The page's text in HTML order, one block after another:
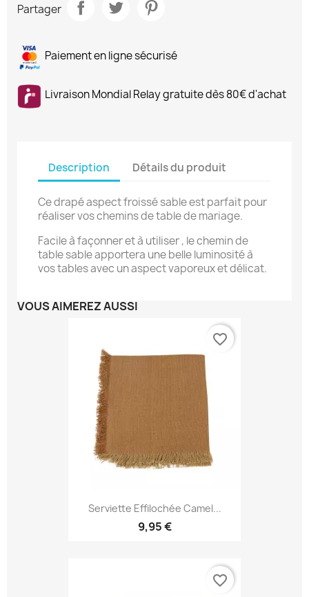
Partager
Paiement en ligne sécurisé
Livraison Mondial Relay gratuite dès 80€ d'achat
Description Détails du produit
Ce drapé aspect froissé sable est parfait pour
réaliser vos chemins de table de mariage.
Facile à façonner et à utiliser , le chemin de
table sable apportera une belle luminosité à
vos tables avec un aspect vaporeux et délicat.
VOUS AIMEREZ AUSSI
Serviette Effilochée Camel...
9,95 €
favorite_border
favorite_border